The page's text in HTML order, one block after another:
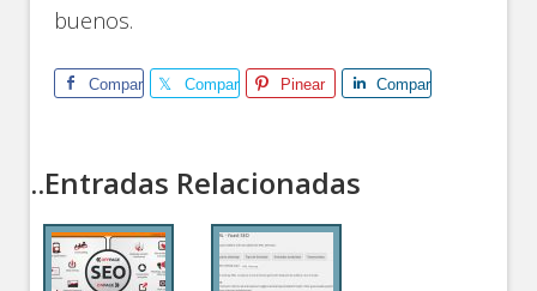
buenos.
Comparte Comparte Pinear Comparte
..Entradas Relacionadas